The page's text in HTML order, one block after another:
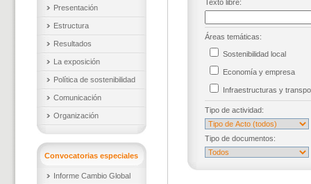
Presentación
Estructura
Resultados
La exposición
Política de sostenibilidad
Comunicación
Organización
Convocatorias especiales
Informe Cambio Global
Texto libre:
Áreas temáticas:
Sostenibilidad local
Economía y empresa
Infraestructuras y
Tipo de actividad:
Tipo de documentos: